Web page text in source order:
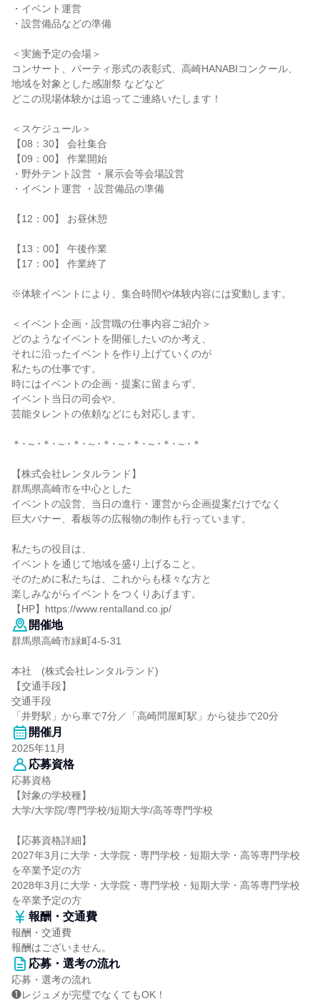
・イベント運営
・設営備品などの準備
＜実施予定の会場＞
コンサート、パーティ形式の表彰式、高崎HANABIコンクール、
地域を対象とした感謝祭 などなど
どこの現場体験かは追ってご連絡いたします！
＜スケジュール＞
【08：30】 会社集合
【09：00】 作業開始
・野外テント設営 ・展示会等会場設営
・イベント運営 ・設営備品の準備
【12：00】 お昼休憩
【13：00】 午後作業
【17：00】 作業終了
※体験イベントにより、集合時間や体験内容には変動します。
＜イベント企画・設営職の仕事内容ご紹介＞
どのようなイベントを開催したいのか考え、
それに沿ったイベントを作り上げていくのが
私たちの仕事です。
時にはイベントの企画・提案に留まらず、
イベント当日の司会や、
芸能タレントの依頼などにも対応します。
＊･～･＊･～･＊･～･＊･～･＊･～･＊･～･＊
【株式会社レンタルランド】
群⾺県⾼崎市を中⼼とした
イベントの設営、当日の進行・運営から企画提案だけでなく
巨⼤バナー、看板等の広報物の制作も⾏っています。
私たちの役目は、
イベントを通じて地域を盛り上げること。
そのために私たちは、これからも様々な方と
楽しみながらイベントをつくりあげます。
【HP】https://www.rentalland.co.jp/
開催地
群馬県高崎市緑町4-5-31
本社 (株式会社レンタルランド)
【交通手段】
交通手段
「井野駅」から車で7分／「高崎問屋町駅」から徒歩で20分
開催月
2025年11月
応募資格
応募資格
【対象の学校種】
大学/大学院/専門学校/短期大学/高等専門学校
【応募資格詳細】
2027年3月に大学・大学院・専門学校・短期大学・高等専門学校
を卒業予定の方
2028年3月に大学・大学院・専門学校・短期大学・高等専門学校
を卒業予定の方
報酬・交通費
報酬・交通費
報酬はございません。
応募・選考の流れ
応募・選考の流れ
❶レジュメが完璧でなくてもOK！